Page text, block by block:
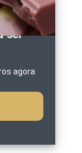
ser
agora